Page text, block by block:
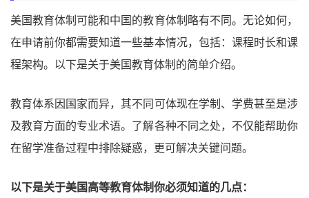
美国教育体制可能和中国的教育体制略有不同。无论如何，
在申请前你都需要知道一些基本情况，包括：课程时长和课
程架构。以下是关于美国教育体制的简单介绍。
教育体系因国家而异，其不同可体现在学制、学费甚至是涉
及教育方面的专业术语。了解各种不同之处，不仅能帮助你
在留学准备过程中排除疑惑，更可解决关键问题。
以下是关于美国高等教育体制你必须知道的几点：